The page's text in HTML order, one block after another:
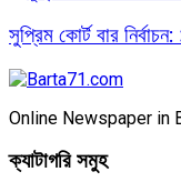
সুপ্রিম কোর্ট বার
Online Newspaper in
ক্যাটাগরি সমুহ